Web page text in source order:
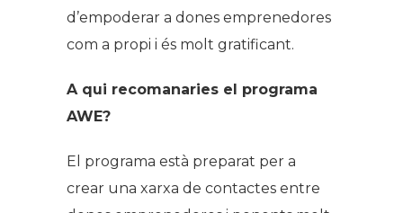
d’empoderar a dones emprenedores
com a propi i és molt gratificant.
A qui recomanaries el programa
AWE?
El programa està preparat per a
crear una xarxa de contactes entre